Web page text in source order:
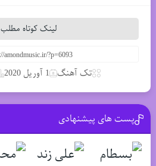
لینک کوتاه مطلب
تک آهنگ 1 آوریل 2020
پست های پیشنهادی